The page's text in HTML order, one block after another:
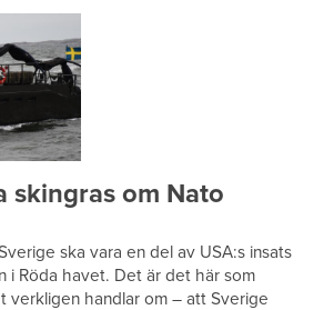
skingras om Nato
ska vara en del av USA:s insats
i Röda havet. Det är det här som
verkligen handlar om – att Sverige